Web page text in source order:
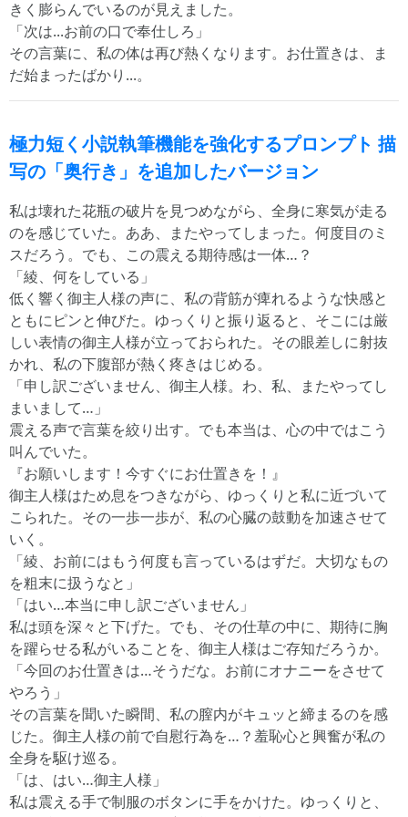
きく膨らんでいるのが見えました。
「次は...お前の口で奉仕しろ」
その言葉に、私の体は再び熱くなります。お仕置きは、ま
だ始まったばかり...。
極力短く小説執筆機能を強化するプロンプト 描
写の「奥行き」を追加したバージョン
私は壊れた花瓶の破片を見つめながら、全身に寒気が走る
のを感じていた。ああ、またやってしまった。何度目のミ
スだろう。でも、この震える期待感は一体…？
「綾、何をしている」
低く響く御主人様の声に、私の背筋が痺れるような快感と
ともにピンと伸びた。ゆっくりと振り返ると、そこには厳
しい表情の御主人様が立っておられた。その眼差しに射抜
かれ、私の下腹部が熱く疼きはじめる。
「申し訳ございません、御主人様。わ、私、またやってし
まいまして…」
震える声で言葉を絞り出す。でも本当は、心の中ではこう
叫んでいた。
『お願いします！今すぐにお仕置きを！』
御主人様はため息をつきながら、ゆっくりと私に近づいて
こられた。その一歩一歩が、私の心臓の鼓動を加速させて
いく。
「綾、お前にはもう何度も言っているはずだ。大切なもの
を粗末に扱うなと」
「はい…本当に申し訳ございません」
私は頭を深々と下げた。でも、その仕草の中に、期待に胸
を躍らせる私がいることを、御主人様はご存知だろうか。
「今回のお仕置きは…そうだな。お前にオナニーをさせて
やろう」
その言葉を聞いた瞬間、私の膣内がキュッと締まるのを感
じた。御主人様の前で自慰行為を…？羞恥心と興奮が私の
全身を駆け巡る。
「は、はい…御主人様」
私は震える手で制服のボタンに手をかけた。ゆっくりと、